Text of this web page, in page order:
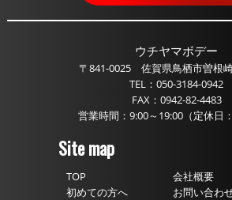
ウチヤマボデー
〒841-0025 佐賀県鳥栖市曽根
TEL：050-3184-0942
FAX：0942-82-4483
営業時間：9:00～19:00（定休日
Site map
TOP
初めての方へ
会社概要
お問い合わ